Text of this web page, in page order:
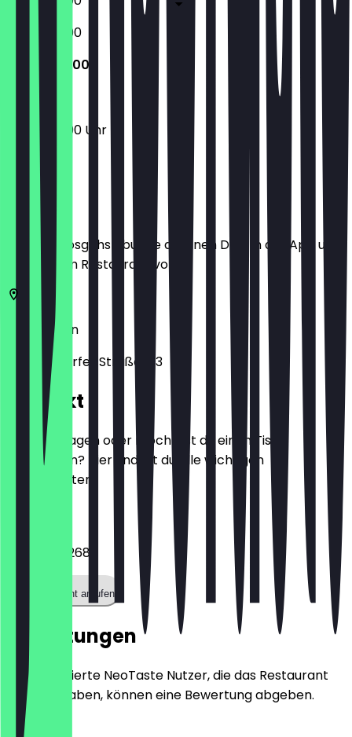
10:00 - 23:00
10:00 - 23:00
10:00 - 23:00 Uhr
Bevor du losgehst, buche dir einen Deal in der App und
zeige ihn im Restaurant vor.
Berlin
Wilmersdorfer Straße 133
Kontakt
Hast du Fragen oder möchtest du einen Tisch
reservieren? Hier findest du alle wichtigen
Kontaktdaten.
01578 0972688
Restaurant anrufen
Bewertungen
Nur registrierte NeoTaste Nutzer, die das Restaurant
besucht haben, können eine Bewertung abgeben.
4.7